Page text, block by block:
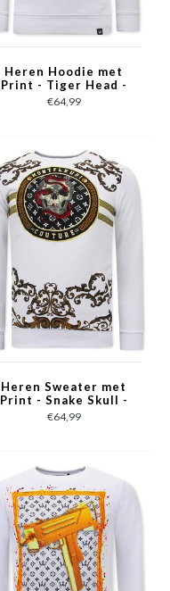
Heren Hoodie met
Print - Tiger Head -
3679 - Wit
€64,99
Heren Sweater met
Print - Snake Skull -
3674 - Wit
€64,99